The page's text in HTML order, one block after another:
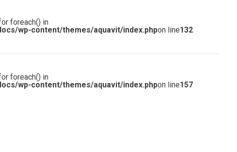
foreach() in
wp-content/themes/aquavit/index.phpon line132
foreach() in
wp-content/themes/aquavit/index.phpon line157